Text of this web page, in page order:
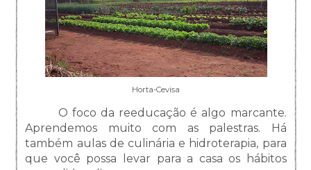
Horta-Cevisa
O foco da reeducação é algo marcante.
Aprendemos muito com as palestras. Há
também aulas de culinária e hidroterapia, para
que você possa levar para a casa os hábitos